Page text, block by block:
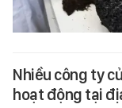
Nhiều công ty
hoạt động tại